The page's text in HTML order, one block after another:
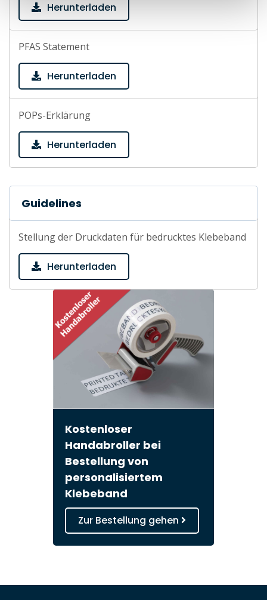
Herunterladen
PFAS Statement
Herunterladen
POPs-Erklärung
Herunterladen
Guidelines
Stellung der Druckdaten für bedrucktes Klebeband
Herunterladen
Kostenloser
Handabroller bei
Bestellung von
personalisiertem
Klebeband
Zur Bestellung gehen